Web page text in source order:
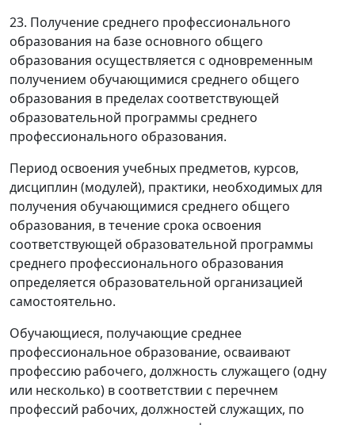
23. Получение среднего профессионального
образования на базе основного общего
образования осуществляется с одновременным
получением обучающимися среднего общего
образования в пределах соответствующей
образовательной программы среднего
профессионального образования.
Период освоения учебных предметов, курсов,
дисциплин (модулей), практики, необходимых для
получения обучающимися среднего общего
образования, в течение срока освоения
соответствующей образовательной программы
среднего профессионального образования
определяется образовательной организацией
самостоятельно.
Обучающиеся, получающие среднее
профессиональное образование, осваивают
профессию рабочего, должность служащего (одну
или несколько) в соответствии с перечнем
профессий рабочих, должностей служащих, по